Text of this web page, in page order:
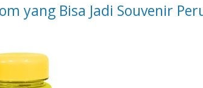
yang Bisa Jadi Souvenir